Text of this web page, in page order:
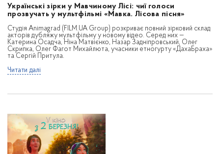
Українські зірки у Мавчиному Лісі: чиї голоси
прозвучать у мультфільмі «Мавка. Лісова пісня»
Студія Animagrad (FILM.UA Group) розкриває повний зірковий склад
акторів дубляжу мультфільму у новому відео. Серед них —
Катерина Осадча, Ніна Матвієнко, Назар Задніпровський, Олег
Скрипка, Олег Фагот Михайлюта, учасники етногурту «ДахаБраха»
та Сергій Притула.
Читати далі